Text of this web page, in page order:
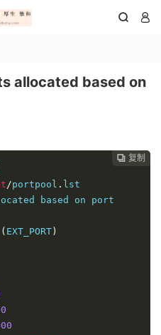
 
allocated based on
 复制
 复制
 复制
/portpool .
based on port
( EXT_PORT )